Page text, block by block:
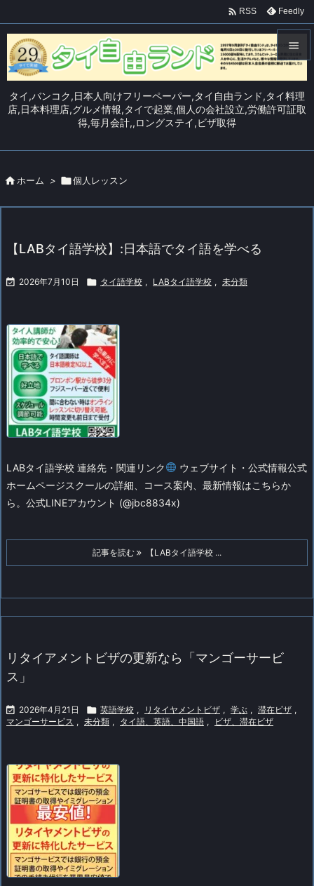
タイ,バンコク,日本人向けフリーペーパー,タイ自由ランド,タイ料理
店,日本料理店,グルメ情報,タイで起業,個人の会社設立,労働許可証取
得,毎月会計,,ロングステイ,ビザ取得

メニュ


 RSS Feedly
 ホーム > 個人レッスン
【LABタイ語学校】:日本語でタイ語を学べる
 2026年7月10日  タイ語学校 , LABタイ語学校 , 未分類
LABタイ語学校 連絡先・関連リンク ウェブサイト・公式情報公式
ホームページスクールの詳細、コース案内、最新情報はこちらか
ら。 公式LINEアカウント (@jbc8834x)
記事を読む 【LABタイ語学校 ...
リタイアメントビザの更新なら「マンゴーサービ
ス」
 2026年4月21日  英語学校 , リタイヤメントビザ , 学ぶ , 滞在ビザ ,
マンゴーサービス , 未分類 , タイ語、英語、中国語 , ビザ、滞在ビザ